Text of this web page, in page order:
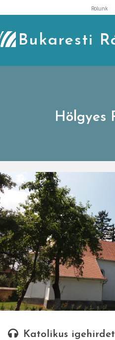
to
content
Rólunk
Bukaresti
Hölgyes
Katolikus